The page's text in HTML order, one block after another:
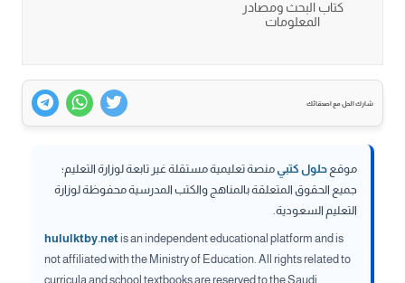
كتاب البحث ومصادر
المعلومات
شارك الحل مع اصدقائك
موقع حلول كتبيمنصة تعليمية مستقلة غير تابعة لوزارة التعليم؛
جميع الحقوق المتعلقة بالمناهج والكتب المدرسية محفوظة لوزارة
التعليم السعودية.
hululktby.netis an independent educational platform and is
not affiliated with the Ministry of Education. All rights related to
curricula and school textbooks are reserved to the Saudi